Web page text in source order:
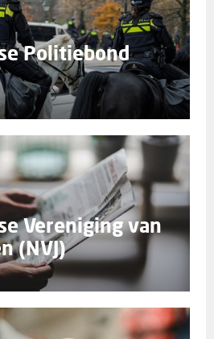
Politiebond
Vereniging van
(NVJ)